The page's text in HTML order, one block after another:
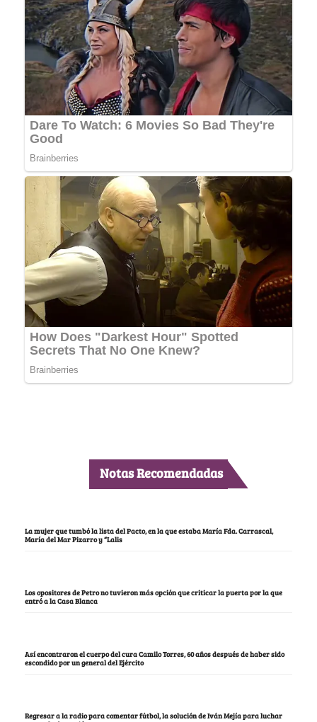
Notas Recomendadas
La mujer que tumbó la lista del Pacto, en la que estaba María Fda. Carrascal,
María del Mar Pizarro y “Lalis
Los opositores de Petro no tuvieron más opción que criticar la puerta por la que
entró a la Casa Blanca
Así encontraron el cuerpo del cura Camilo Torres, 60 años después de haber sido
escondido por un general del Ejército
Regresar a la radio para comentar fútbol, la solución de Iván Mejía para luchar